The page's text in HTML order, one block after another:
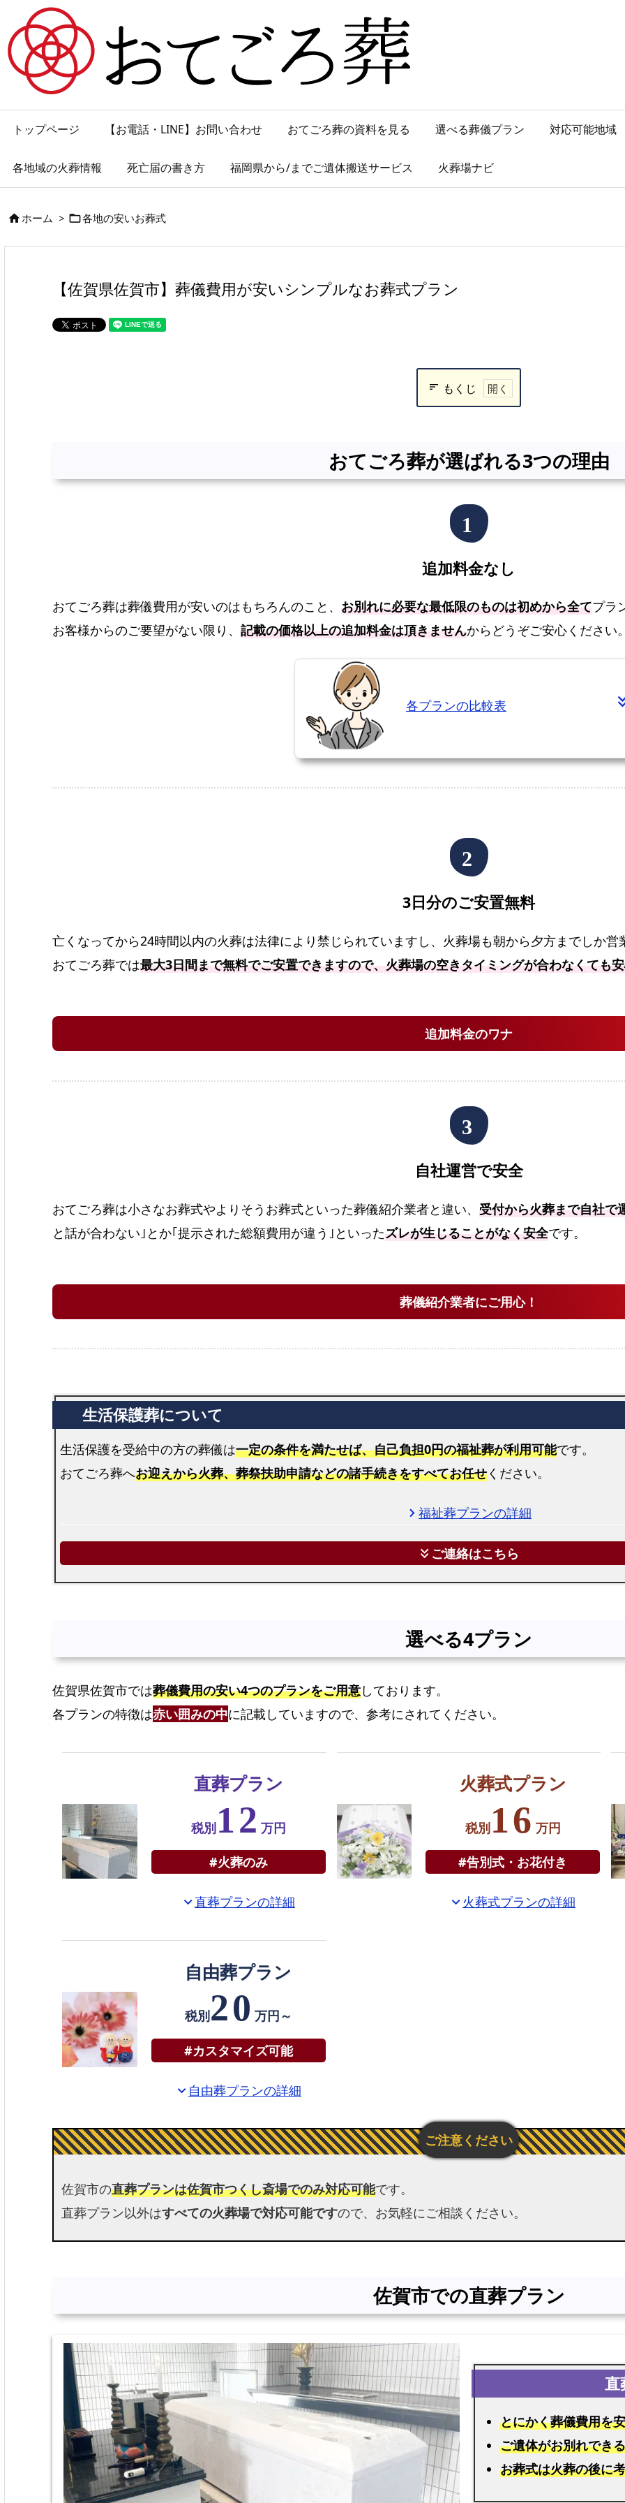
トップページ 【お電話・LINE】お問い合わせ おてごろ葬の資料を見る 選べる葬儀プラン 対応可能地域
各地域の火葬情報 死亡届の書き方 福岡県から/までご遺体搬送サービス 火葬場ナビ
ホーム > 各地の安いお葬式
【佐賀県佐賀市】葬儀費用が安いシンプルなお葬式プラン
もくじ
お
ご
ろ
葬
が
選
れ
3
つ
の
理
選
4
佐
賀
で
直
プ
佐
の
火
式
ラ
ン
で
ご
火
式
プ
ラ
賀
市
で
由
葬
ン
の
お
て
ご
の
料
送
り
し
ま
す
市
民
の
火
おてごろ葬が選ばれる3つの理由
追加料金なし
おてごろ葬は葬儀費用が安いのはもちろんのこと、 お別れに必要な最低限のものは初めから全てプラ
お客様からのご要望がない限り、 記載の価格以上の追加料金は頂きませんからどうぞご安心ください
各プランの比較表
3日分のご安置無料
亡くなってから24時間以内の火葬は法律により禁じられていますし、火葬場も朝から夕方までしか営
おてごろ葬では最大3日間まで無料でご安置できますので、火葬場の空きタイミングが合わなくても
追加料金のワナ
自社運営で安全
おてごろ葬は小さなお葬式やよりそうお葬式といった葬儀紹介業者と違い、 受付から火葬まで自社で
と話が合わない｣とか｢提示された総額費用が違う｣といったズレが生じることがなく安全です。
葬儀紹介業者にご用心！
生活保護を受給中の方の葬儀は一定の条件を満たせば、自己負担0円の福祉葬が利用可能です。
おてごろ葬へお迎えから火葬、葬祭扶助申請などの諸手続きをすべてお任せください。
chevron_right福祉葬プランの詳細
keyboard_double_arrow_downご連絡はこちら
選べる4プラン
佐賀県佐賀市では葬儀費用の安い4つのプランをご用意しております。
各プランの特徴は赤い囲みの中に記載していますので、参考にされてください。
直葬プラン
税別12万円
#火葬のみ
expand_more直葬プランの詳細
火葬式プラン
税別16 万円
#告別式・お花付き
expand_more火葬式プランの詳細
自由葬プラン
税別20万円～
#カスタマイズ可能
expand_more自由葬プランの詳細
佐賀市の直葬プランは佐賀市つくし斎場でのみ対応可能です。
直葬プラン以外はすべての火葬場で対応可能ですので、お気軽にご相談ください。
佐賀市での直葬プラン
とにかく葬儀費用を
ご遺体がお別れでき
お葬式は火葬の後に